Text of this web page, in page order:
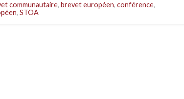
communautaire, brevet européen, conférence,
, STOA